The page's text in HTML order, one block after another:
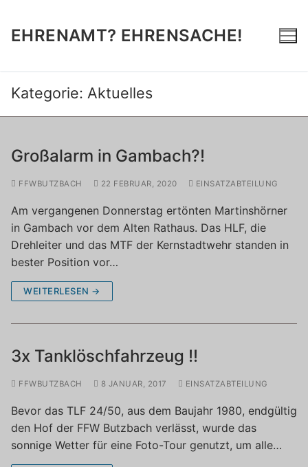
springen
EHRENAMT? EHRENSACHE!
Kategorie: Aktuelles
Großalarm in Gambach?!
FFWBUTZBACH 22 FEBRUAR, 2020 EINSATZABTEILUNG
Am vergangenen Donnerstag ertönten Martinshörner
in Gambach vor dem Alten Rathaus. Das HLF, die
Drehleiter und das MTF der Kernstadtwehr standen in
bester Position vor…
WEITERLESEN →
3x Tanklöschfahrzeug !!
FFWBUTZBACH 8 JANUAR, 2017 EINSATZABTEILUNG
Bevor das TLF 24/50, aus dem Baujahr 1980, endgültig
den Hof der FFW Butzbach verlässt, wurde das
sonnige Wetter für eine Foto-Tour genutzt, um alle…